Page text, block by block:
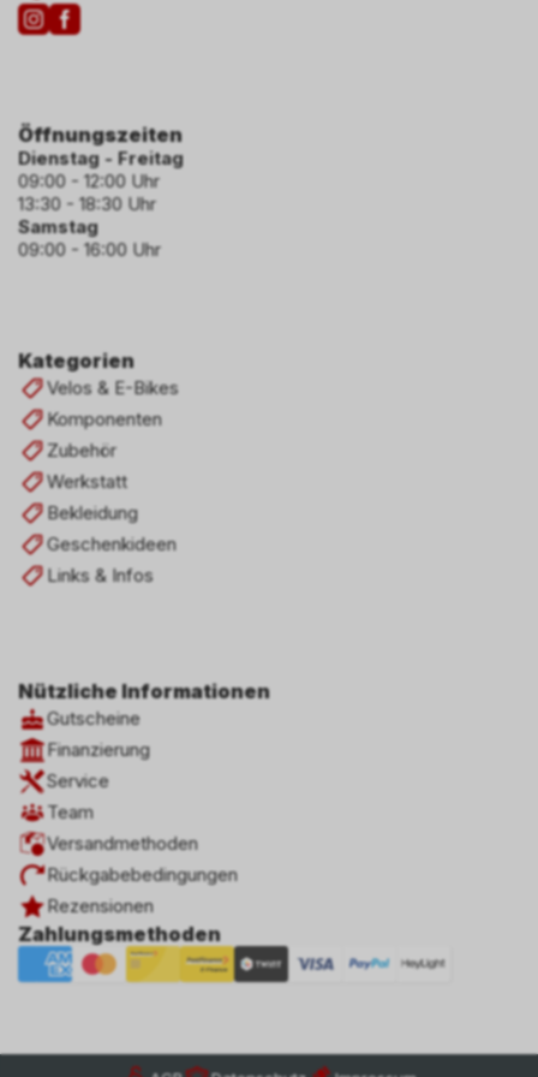
Kategorien
Velos & E-Bikes
Komponenten
Zubehör
Werkstatt
Bekleidung
Geschenkideen
Links & Infos
Nützliche Informationen
Gutscheine
Finanzierung
Service
Team
Versandmethoden
Rückgabebedingungen
Rezensionen
Zahlungsmethoden
Öffnungszeiten
Dienstag - Freitag
09:00 - 12:00 Uhr
13:30 - 18:30 Uhr
Samstag
09:00 - 16:00 Uhr